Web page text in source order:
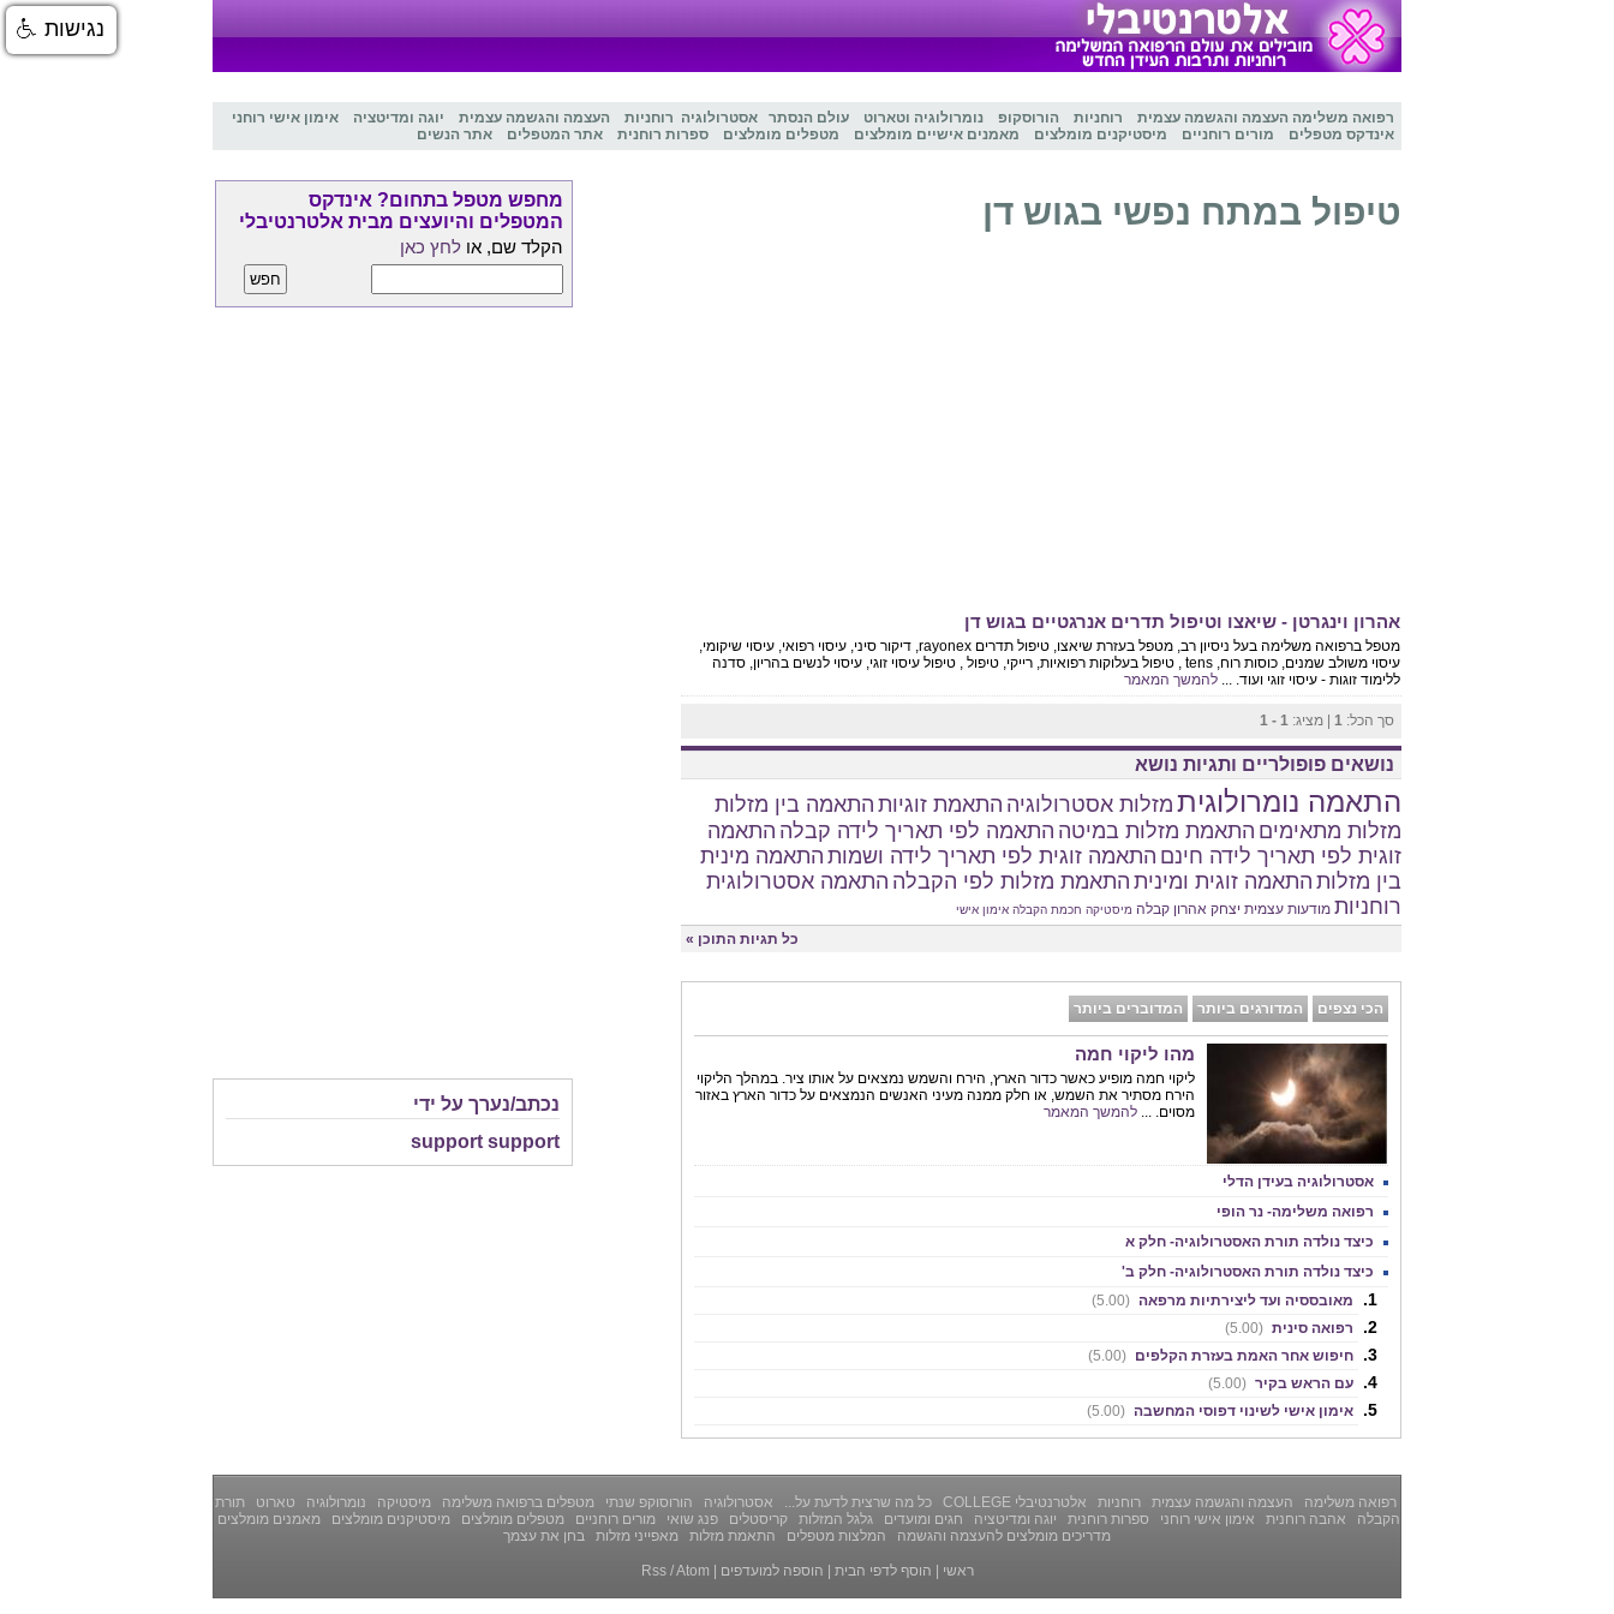
רפואה משלימה העצמה והגשמה עצמית רוחניות הורוסקופ נומרולוגיה וטארוט עולם הנסתר אסטרולוגיה רוחניות העצמה והגשמה עצמית יוגה ומדיטציה
אימון אישי רוחני
אינדקס מטפלים
מורים רוחניים מיסטיקנים מומלצים מאמנים אישיים מומלצים מטפלים מומלצים ספרות רוחנית אתר המטפלים אתר הנשים
טיפול במתח נפשי בגוש דן
אהרון וינגרטן - שיאצו וטיפול תדרים אנרגטיים בגוש דן
מטפל ברפואה משלימה בעל ניסיון רב, מטפל בעזרת שיאצו, טיפול תדרים rayonex, דיקור סיני, עיסוי רפואי, עיסוי שיקומי,
עיסוי משולב שמנים, כוסות רוח, tens , טיפול בעלוקות רפואיות, רייקי, טיפול , טיפול עיסוי זוגי, עיסוי לנשים בהריון, סדנה
ללימוד זוגות - עיסוי זוגי ועוד. ... להמשך המאמר
סך הכל: 1 | מציג: 1 - 1
נושאים פופולריים ותגיות נושא
התאמה נומרולוגית מזלות אסטרולוגיה התאמת זוגיות התאמה בין מזלות
מזלות מתאימים התאמת מזלות במיטה התאמה לפי תאריך לידה קבלה התאמה
זוגית לפי תאריך לידה חינם התאמה זוגית לפי תאריך לידה ושמות התאמה מינית
בין מזלות התאמה זוגית ומינית התאמת מזלות לפי הקבלה התאמה אסטרולוגית
רוחניות מודעות עצמית יצחק אהרון קבלה מיסטיקה חכמת הקבלה אימון אישי
כל תגיות התוכן »
הכי נצפים המדורגים ביותר המדוברים ביותר
מהו ליקוי חמה
ליקוי חמה מופיע כאשר כדור הארץ, הירח והשמש נמצאים על אותו ציר. במהלך הליקוי
הירח מסתיר את השמש, או חלק ממנה מעיני האנשים הנמצאים על כדור הארץ באזור
מסוים. ... להמשך המאמר
אסטרולוגיה בעידן הדלי
רפואה משלימה- נר הופי
כיצד נולדה תורת האסטרולוגיה- חלק א
כיצד נולדה תורת האסטרולוגיה- חלק ב'
מאובססיה ועד ליצירתיות מרפאה (5.00)
רפואה סינית (5.00)
חיפוש אחר האמת בעזרת הקלפים (5.00)
עם הראש בקיר (5.00)
אימון אישי לשינוי דפוסי המחשבה (5.00)
מחפש מטפל בתחום? אינדקס
המטפלים והיועצים מבית אלטרנטיבלי
הקלד שם, או לחץ כאן
נכתב/נערך על ידי
support support
רפואה משלימה העצמה והגשמה עצמית רוחניות אלטרנטיבלי COLLEGE כל מה שרצית לדעת על... אסטרולוגיה הורוסוקפ שנתי מטפלים ברפואה משלימה מיסטיקה נומרולוגיה טארוט
תורת
הקבלה
אהבה רוחנית אימון אישי רוחני ספרות רוחנית יוגה ומדיטציה חגים ומועדים גלגל המזלות קריסטלים פנג שואי מורים רוחניים מטפלים מומלצים מיסטיקנים מומלצים
מאמנים מומלצים
מדריכים מומלצים להעצמה והגשמה
המלצות מטפלים התאמת מזלות מאפייני מזלות בחן את עצמך
ראשי הוסף לדפי הבית הוספה למועדפים Rss/Atom
נגישות